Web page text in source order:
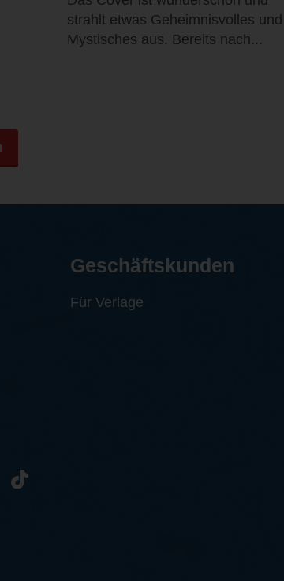
strahlt etwas Geheimnisvolles und
Mystisches aus. Bereits nach...
Geschäftskunden
Für Verlage